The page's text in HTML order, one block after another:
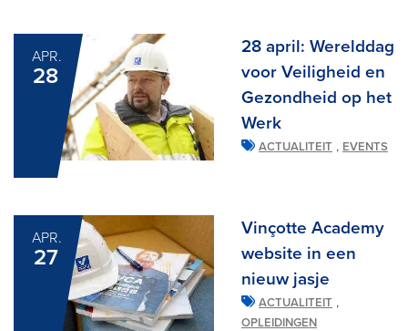
APR.
28
28 april: Werelddag
voor Veiligheid en
Gezondheid op het
Werk
ACTUALITEIT , EVENTS
APR.
27
Vinçotte Academy
website in een
nieuw jasje
ACTUALITEIT ,
OPLEIDINGEN